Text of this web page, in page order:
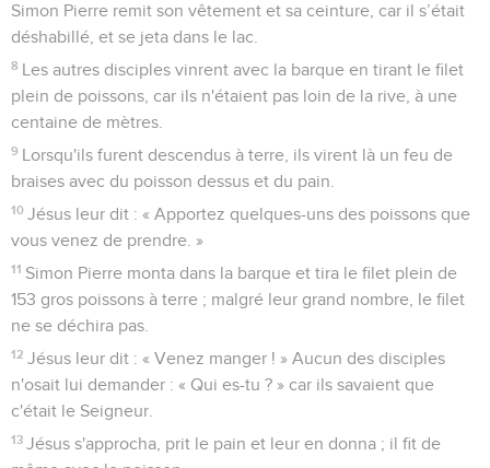
Simon Pierre remit son vêtement et sa ceinture, car il s’était
déshabillé, et se jeta dans le lac.
8 Les autres disciples vinrent avec la barque en tirant le filet
plein de poissons, car ils n'étaient pas loin de la rive, à une
centaine de mètres.
9 Lorsqu'ils furent descendus à terre, ils virent là un feu de
braises avec du poisson dessus et du pain.
10 Jésus leur dit : « Apportez quelques-uns des poissons que
vous venez de prendre. »
11 Simon Pierre monta dans la barque et tira le filet plein de
153 gros poissons à terre ; malgré leur grand nombre, le filet
ne se déchira pas.
12 Jésus leur dit : « Venez manger ! » Aucun des disciples
n'osait lui demander : « Qui es-tu ? » car ils savaient que
c'était le Seigneur.
13 Jésus s'approcha, prit le pain et leur en donna ; il fit de